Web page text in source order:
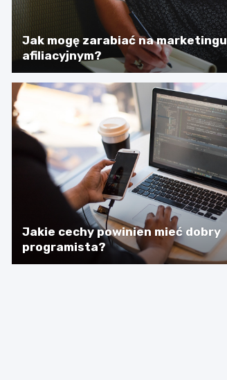
Jak mogę zarabiać na marketingu
afiliacyjnym?
Jakie cechy powinien mieć dobry
programista?